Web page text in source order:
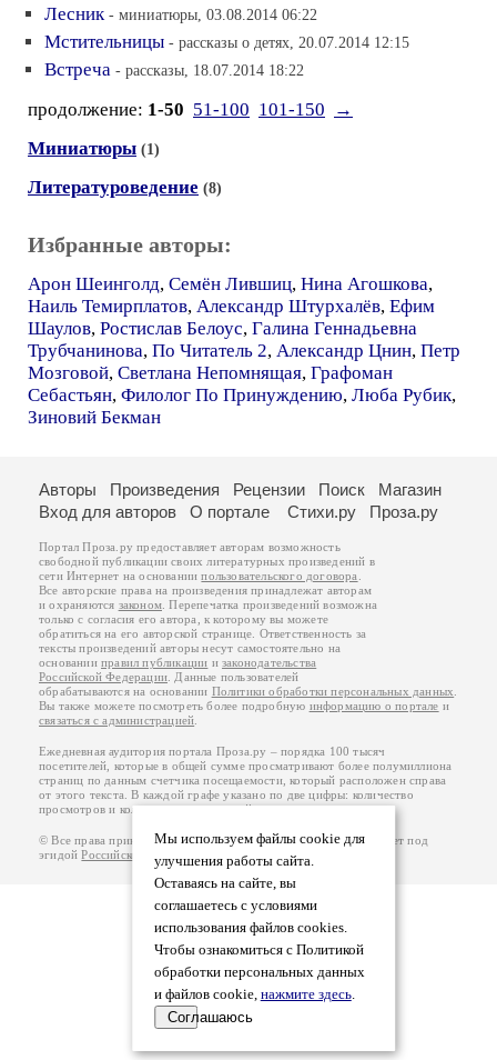
Лесник - миниатюры, 03.08.2014 06:22
Мстительницы - рассказы о детях, 20.07.2014 12:15
Встреча - рассказы, 18.07.2014 18:22
продолжение: 1-50 51-100 101-150
→
Миниатюры (1)
Литературоведение (8)
Избранные авторы:
Арон Шеинголд, Семён Лившиц, Нина Агошкова,
Наиль Темирплатов, Александр Штурхалёв, Ефим
Шаулов, Ростислав Белоус, Галина Геннадьевна
Трубчанинова, По Читатель 2, Александр Цнин, Петр
Мозговой, Светлана Непомнящая, Графоман
Себастьян, Филолог По Принуждению, Люба Рубик,
Зиновий Бекман
Мы используем файлы cookie для
улучшения работы сайта.
Оставаясь на сайте, вы
соглашаетесь с условиями
использования файлов cookies.
Чтобы ознакомиться с Политикой
обработки персональных данных
и файлов cookie, нажмите здесь.
Соглашаюсь
Авторы Произведения Рецензии Поиск
Магазин
Вход для авторов
О портале Стихи.ру Проза.ру
Портал Проза.ру предоставляет авторам возможность
свободной публикации своих литературных произведений в
сети Интернет на основаниипользовательского договора
Все авторские права на произведения принадлежат авторам
и охраняются законом . Перепечатка произведений возможна
только с согласия его автора, к которому вы можете
обратиться на его авторской странице. Ответственность за
тексты произведений авторы несут самостоятельно на
основанииправил публикации изаконодательства
Российской Федерации . Данные пользователей
обрабатываются на основании Политики обработки персональных данных
Вы также можете посмотреть более подробную информацию о портале и
связаться с администрацией
Ежедневная аудитория портала Проза.ру – порядка 100 тысяч
посетителей, которые в общей сумме просматривают более полумиллиона
страниц по данным счетчика посещаемости, который расположен справа
от этого текста. В каждой графе указано по две цифры: количество
просмотров и количество посетителей.
© Все права принадлежат авторам, 2000-2026. Портал работает под
эгидойРоссийского союза писателей.